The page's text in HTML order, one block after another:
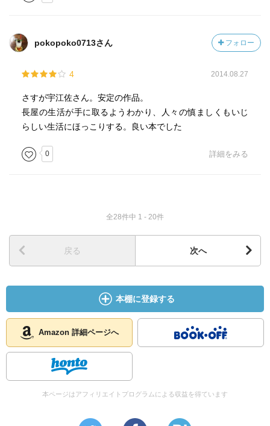
pokopoko0713さん フォロー
4 2014.08.27
さすが宇江佐さん。安定の作品。
長屋の生活が手に取るようわかり、人々の慎ましくもいじ
らしい生活にほっこりする。良い本でした
0 詳細をみる
全28件中 1 - 20件
戻る 次へ
本棚に登録する
Amazon 詳細ページへ
本ページはアフィリエイトプログラムによる収益を得ています